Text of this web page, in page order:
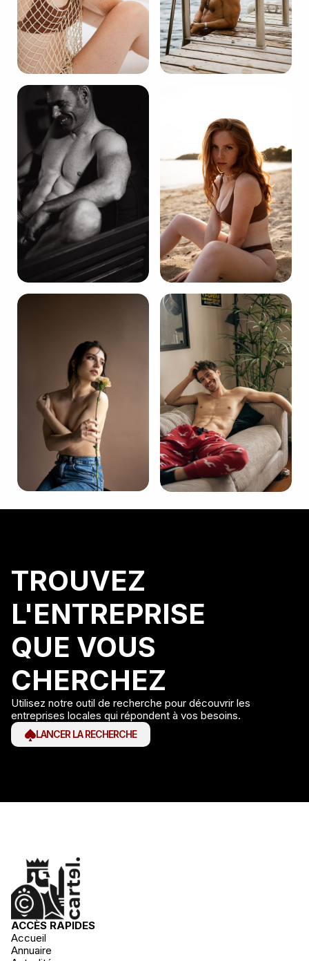
+4
TROUVEZ
L'ENTREPRISE
QUE VOUS
CHERCHEZ
Utilisez notre outil de recherche pour découvrir les
entreprises locales qui répondent à vos besoins.
LANCER LA RECHERCHE
ACCÈS RAPIDES
Accueil
Annuaire